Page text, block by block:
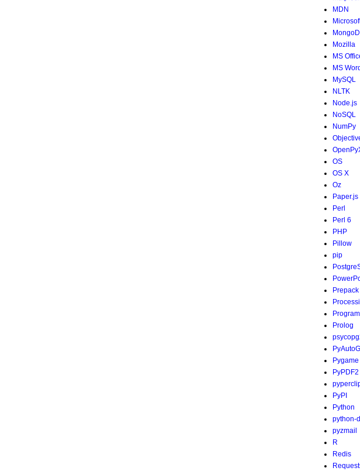
MDN
Mozilla
MS
MS Word
MySQL
NLTK
Node.js
NoSQL
NumPy
OS
OS X
Oz
Paper.js
Perl
Perl 6
PHP
Pillow
pip
Prepack
Prolog
Pygame
PyPDF2
PyPI
Python
python-
pyzmail
R
Redis